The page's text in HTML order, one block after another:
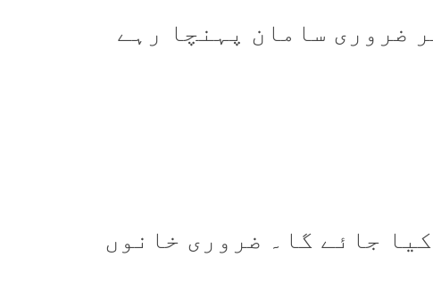
ضروری سامان پہنچا رہے
جائے گا۔ ضروری خانوں